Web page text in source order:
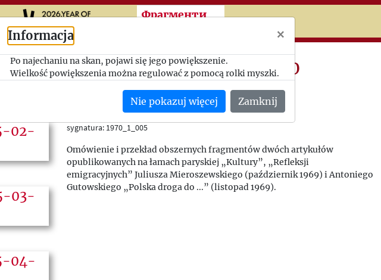
Przeskocz do treści zasadniczej
Фрагменти
Polnische Stimmen, 1/70
Landsmannschaftlicher Arbeitskreis Oder-Neisse im BdV (Bonn)
sygnatura: 1970_1_005
Omówienie i przekład obszernych fragmentów dwóch artykułów
opublikowanych na łamach paryskiej „Kultury”, „Refleksji
emigracyjnych” Juliusza Mieroszewskiego (październik 1969) i Antoniego
Gutowskiego „Polska droga do ...” (listopad 1969).
Informacja ×
Po najechaniu na skan, pojawi się jego powiększenie.
Wielkość powiększenia można regulować z pomocą rolki myszki.
Nie pokazuj więcej Zamknij